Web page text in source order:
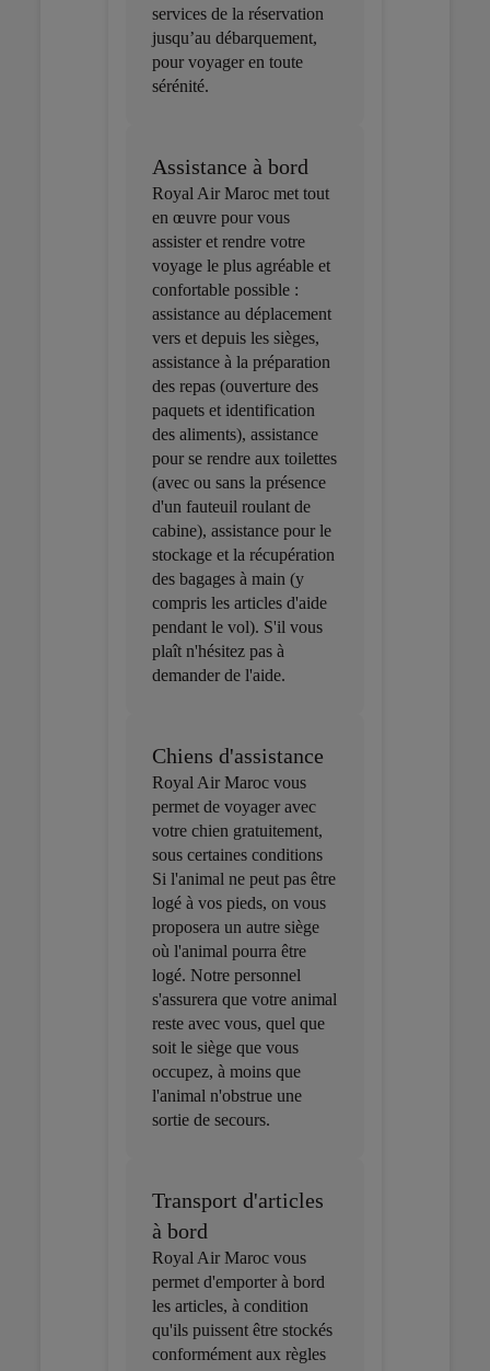
services de la réservation
jusqu’au débarquement,
pour voyager en toute
sérénité.
Assistance à bord
Royal Air Maroc met tout
en œuvre pour vous
assister et rendre votre
voyage le plus agréable et
confortable possible :
assistance au déplacement
vers et depuis les sièges,
assistance à la préparation
des repas (ouverture des
paquets et identification
des aliments), assistance
pour se rendre aux toilettes
(avec ou sans la présence
d'un fauteuil roulant de
cabine), assistance pour le
stockage et la récupération
des bagages à main (y
compris les articles d'aide
pendant le vol). S'il vous
plaît n'hésitez pas à
demander de l'aide.
Chiens d'assistance
Royal Air Maroc vous
permet de voyager avec
votre chien gratuitement,
sous certaines conditions
Si l'animal ne peut pas être
logé à vos pieds, on vous
proposera un autre siège
où l'animal pourra être
logé. Notre personnel
s'assurera que votre animal
reste avec vous, quel que
soit le siège que vous
occupez, à moins que
l'animal n'obstrue une
sortie de secours.
Transport d'articles
à bord
Royal Air Maroc vous
permet d'emporter à bord
les articles, à condition
qu'ils puissent être stockés
conformément aux règles